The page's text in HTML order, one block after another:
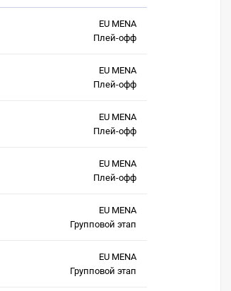
EU MENA
Плей-офф
EU MENA
Плей-офф
EU MENA
Плей-офф
EU MENA
Плей-офф
EU MENA
Групповой этап
EU MENA
Групповой этап